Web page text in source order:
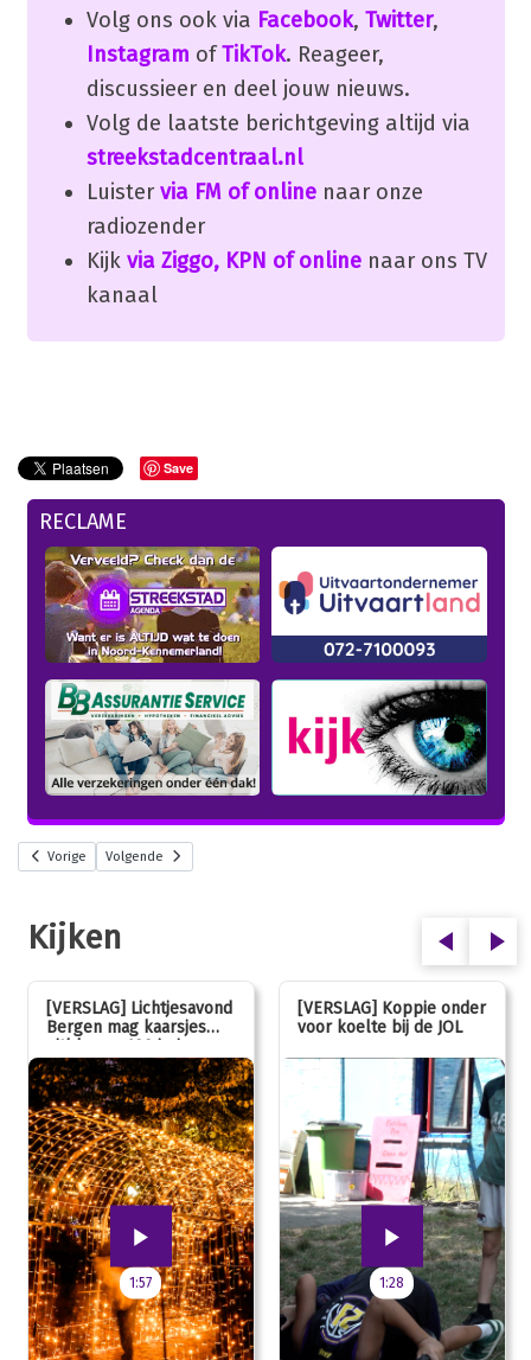
Volg ons ook via Facebook, Twitter,
Instagram ofTikTok. Reageer,
discussieer en deel jouw nieuws.
Volg de laatste berichtgeving altijd via
streekstadcentraal.nl
Luister via FM of onlinenaar onze
radiozender
Kijk via Ziggo, KPN of onlinenaar ons TV
kanaal
Save
RECLAME
Vorige Volgende
Kijken
[VERSLAG] Lichtjesavond
Bergen mag kaarsjes
uitblazen: 100 jarig
jubileum!
1:57
[VERSLAG] Koppie onder
voor koelte bij de JOL
1:28